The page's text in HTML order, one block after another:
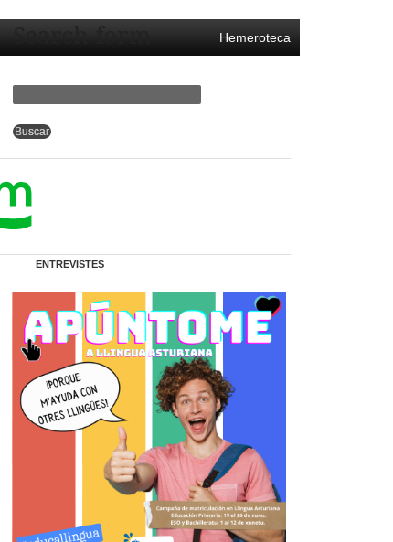
Hemeroteca
Search form
ENTREVISTES